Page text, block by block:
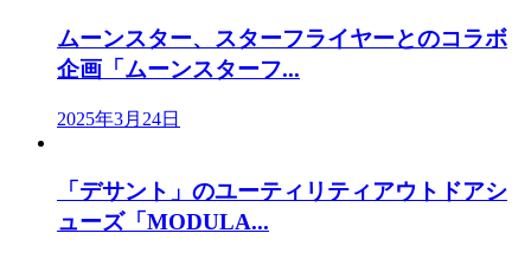
ムーンスター、スターフライヤーとのコラボ
企画「ムーンスターフ...
2025年3月24日
「デサント」のユーティリティアウトドアシ
ューズ「MODULA...